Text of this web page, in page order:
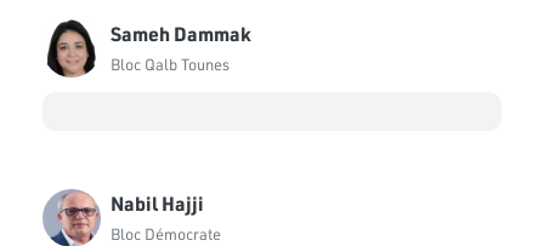
Sameh Dammak
Bloc Qalb Tounes
Nabil Hajji
Bloc Démocrate